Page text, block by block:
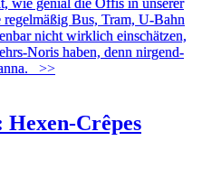
wie genial die Öffis in unserer
regelmäßig Bus, Tram, U-Bahn
nicht wirklich einschätzen,
Noris haben, denn nirgend-
>>
Hexen-Crêpes